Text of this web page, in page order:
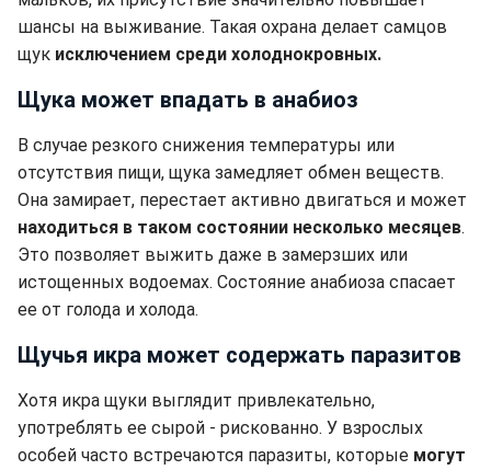
шансы на выживание. Такая охрана делает самцов
щук исключением среди холоднокровных.
Щука может впадать в анабиоз
В случае резкого снижения температуры или
отсутствия пищи, щука замедляет обмен веществ.
Она замирает, перестает активно двигаться и может
находиться в таком состоянии несколько месяцев.
Это позволяет выжить даже в замерзших или
истощенных водоемах. Состояние анабиоза спасает
ее от голода и холода.
Щучья икра может содержать паразитов
Хотя икра щуки выглядит привлекательно,
употреблять ее сырой - рискованно. У взрослых
особей часто встречаются паразиты, которые могут